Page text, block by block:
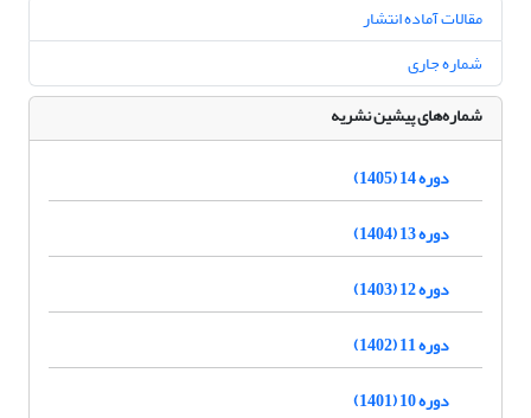
مقالات آماده انتشار
شماره جاری
شماره‌های پیشین نشریه
دوره 14 (1405)
دوره 13 (1404)
دوره 12 (1403)
دوره 11 (1402)
دوره 10 (1401)